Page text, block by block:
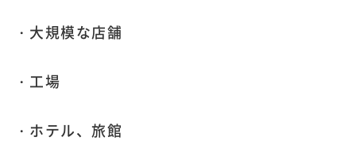
・大規模な店舗
・工場
・ホテル、旅館